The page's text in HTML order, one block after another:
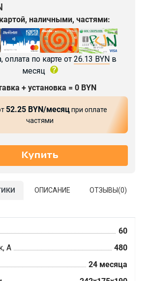
наличными, частями:
оплата по карте от 26.13 BYN в
месяц
+ установка = 0 BYN
52.25 BYN/месяцпри оплате
частями
ОПИСАНИЕ ОТЗЫВЫ(0)
60
А
480
24 месяца